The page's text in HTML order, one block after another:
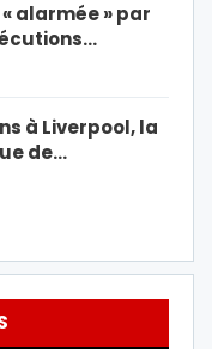
« alarmée » par
à Liverpool, la
de…